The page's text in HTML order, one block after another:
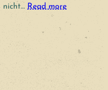
nicht… Read more